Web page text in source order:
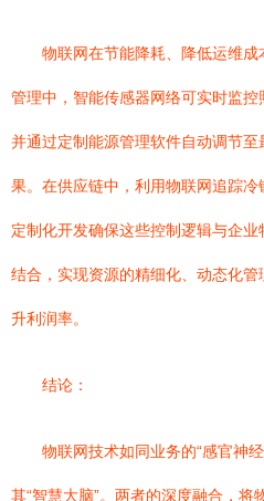
物联网在节能降耗、降低运维
管理中，智能传感器网络可实时监控
并通过定制能源管理软件自动调节
果。在供应链中，利用物联网追踪冷
定制化开发确保这些控制逻辑与企
结合，实现资源的精细化、动态化
升利润率。
结论：
物联网技术如同业务的“感官神
其“智慧大脑”。两者的深度融合，将